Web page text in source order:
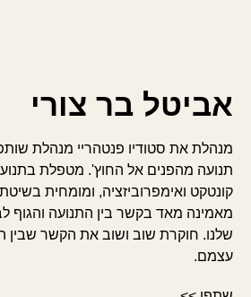
אביטל בר צורי
מנהלת את סטודיו פנטהריי מנהלת
תנועה מהפנים אל החוץ'. מטפלת
קונטקט ואימפרוביזציה, ומומחית
מאמינה מאד בקשר בין התנועה והגוף
שלנו. חוקרת שוב ושוב את הקשר שבין
עצמם.